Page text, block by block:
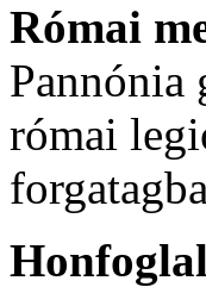
Római
Pannónia
római